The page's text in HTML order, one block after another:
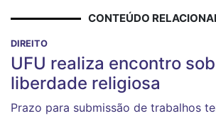
CONTEÚDO
DIREITO
UFU realiza encontro
liberdade religiosa
Prazo para submissão de trabalhos